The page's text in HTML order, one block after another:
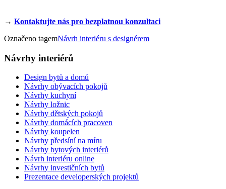
→ Kontaktujte nás pro bezplatnou konzultaci
Označeno tagemNávrh interiéru s designérem
Návrhy interiérů
Design bytů a domů
Návrhy obývacích pokojů
Návrhy kuchyní
Návrhy ložnic
Návrhy dětských pokojů
Návrhy domácích pracoven
Návrhy koupelen
Návrhy předsíní na míru
Návrhy bytových interiérů
Návrh interiéru online
Návrhy investičních bytů
Prezentace developerských projektů